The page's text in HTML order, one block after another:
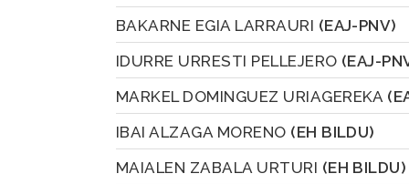
BAKARNE EGIA LARRAURI (EAJ-PNV)
IDURRE URRESTI PELLEJERO (EAJ-
MARKEL DOMINGUEZ URIAGEREKA
IBAI ALZAGA MORENO (EH BILDU)
MAIALEN ZABALA URTURI (EH BILDU)